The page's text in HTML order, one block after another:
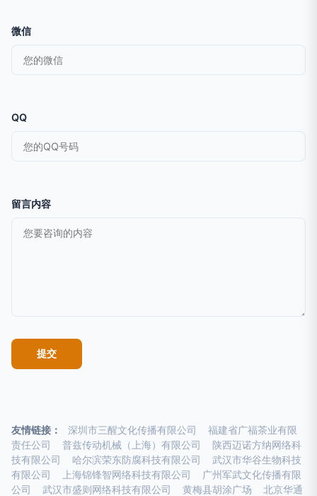
微信
QQ
留言内容
友情链接： 深圳市三醒文化传播有限公司
福建省广福茶业有限
责任公司
普兹传动机械（上海）有限公司
陕西迈诺方纳网络科
技有限公司
哈尔滨荣东防腐科技有限公司
武汉市华谷生物科技
有限公司
上海锦锋智网络科技有限公司
广州军武文化传播有限
公司
武汉市盛则网络科技有限公司 黄梅县胡涂广场
北京华通